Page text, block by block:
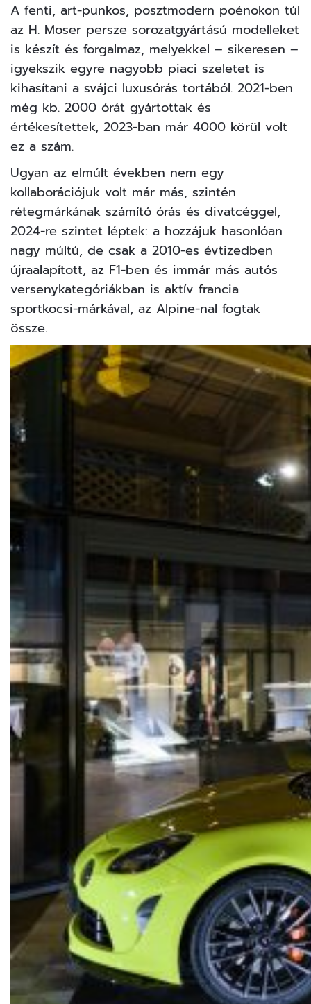
A fenti, art-punkos, posztmodern poénokon túl
az H. Moser persze sorozatgyártású modelleket
is készít és forgalmaz, melyekkel – sikeresen –
igyekszik egyre nagyobb piaci szeletet is
kihasítani a svájci luxusórás tortából. 2021-ben
még kb. 2000 órát gyártottak és
értékesítettek, 2023-ban már 4000 körül volt
ez a szám.
Ugyan az elmúlt években nem egy
kollaborációjuk volt már más, szintén
rétegmárkának számító órás és divatcéggel,
2024-re szintet léptek: a hozzájuk hasonlóan
nagy múltú, de csak a 2010-es évtizedben
újraalapított, az F1-ben és immár más autós
versenykategóriákban is aktív francia
sportkocsi-márkával, az Alpine-nal fogtak
össze.